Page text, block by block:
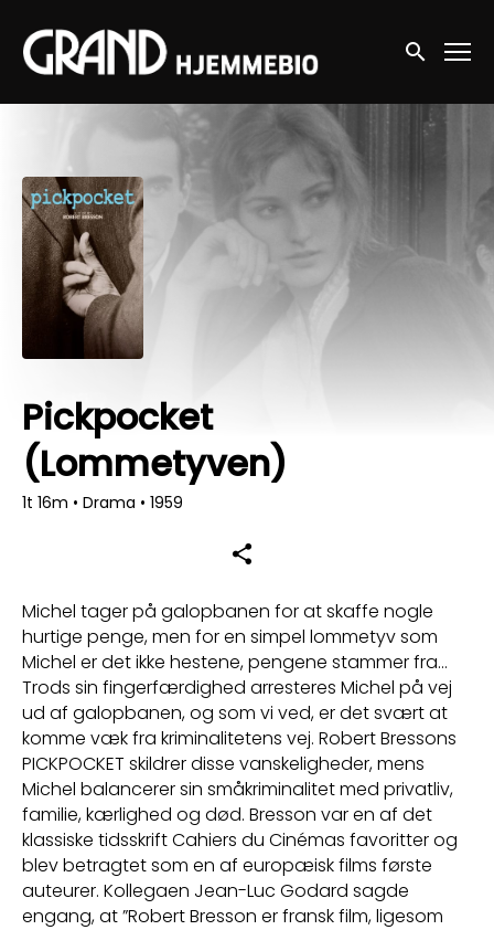
Accessibility Links
Søg nu
Pickpocket
(Lommetyven)
1t 16m • Drama • 1959
Michel tager på galopbanen for at skaffe nogle
hurtige penge, men for en simpel lommetyv som
Michel er det ikke hestene, pengene stammer fra…
Trods sin fingerfærdighed arresteres Michel på vej
ud af galopbanen, og som vi ved, er det svært at
komme væk fra kriminalitetens vej. Robert Bressons
PICKPOCKET skildrer disse vanskeligheder, mens
Michel balancerer sin småkriminalitet med privatliv,
familie, kærlighed og død. Bresson var en af det
klassiske tidsskrift Cahiers du Cinémas favoritter og
blev betragtet som en af europæisk films første
auteurer. Kollegaen Jean-Luc Godard sagde
engang, at ”Robert Bresson er fransk film, ligesom